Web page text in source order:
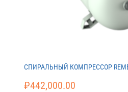
СПИРАЛЬНЫЙ КОМПРЕССОР
₽442,000.00